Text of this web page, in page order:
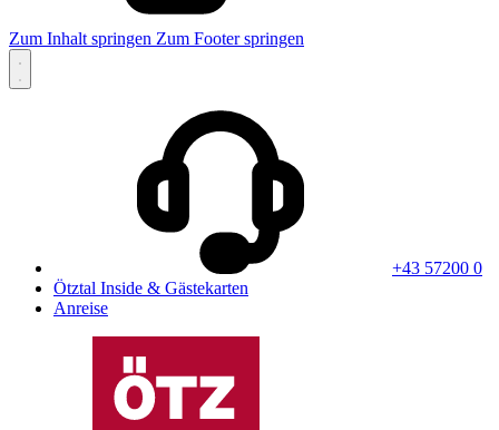
Zum Inhalt springen Zum Footer springen
+43 57200 0
Ötztal Inside & Gästekarten
Anreise